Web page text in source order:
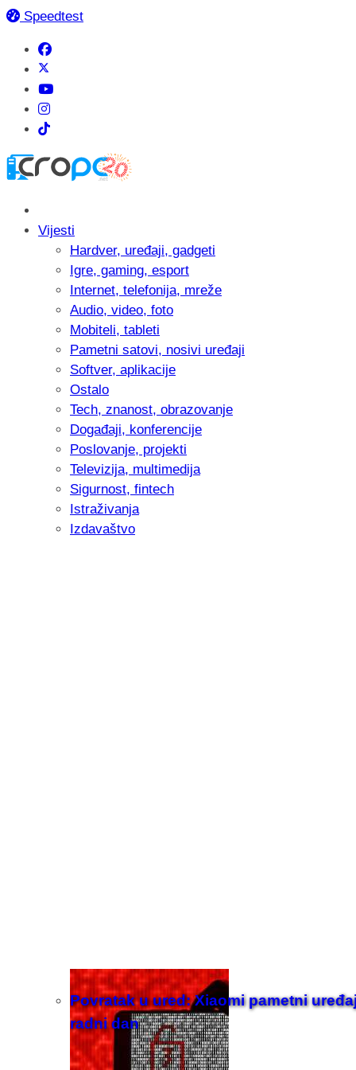
Speedtest
Vijesti
Hardver, uređaji, gadgeti
Igre, gaming, esport
Internet, telefonija, mreže
Audio, video, foto
Mobiteli, tableti
Pametni satovi, nosivi uređaji
Softver, aplikacije
Ostalo
Tech, znanost, obrazovanje
Događaji, konferencije
Poslovanje, projekti
Televizija, multimedija
Sigurnost, fintech
Istraživanja
Izdavaštvo
Povratak u ured: Xiaomi pametni
radni dan